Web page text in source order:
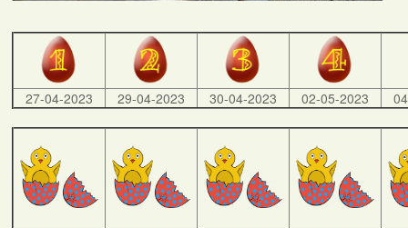
27-04-2023 29-04-2023 30-04-2023 02-05-2023